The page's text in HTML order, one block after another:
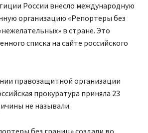
России внесло международную
организацию «Репортеры без
в стране. Это
списка на сайте российского
правозащитной организации
прокуратура приняла 23
не называли.